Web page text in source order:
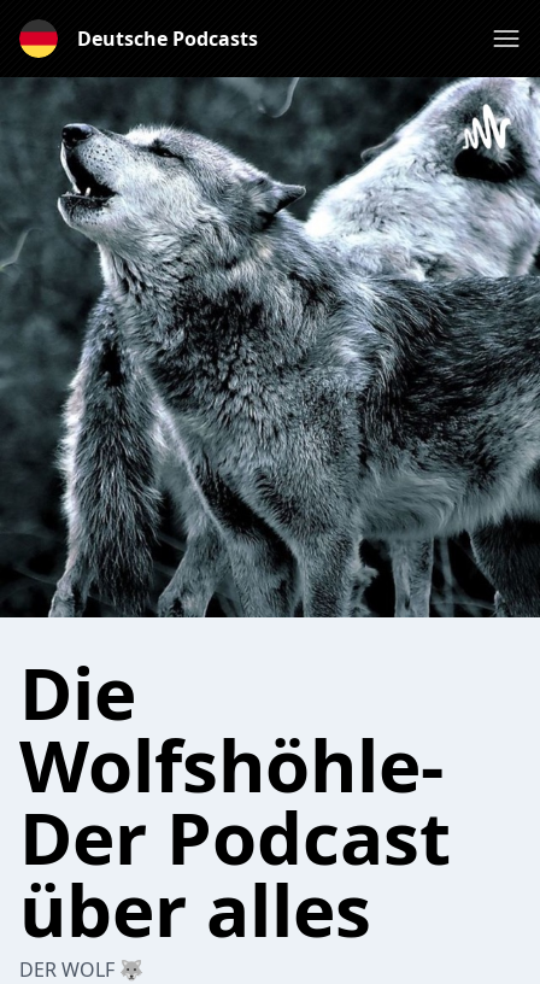
Deutsche Podcasts
Die
Wolfshöhle-
Der Podcast
über alles
DER WOLF 🐺